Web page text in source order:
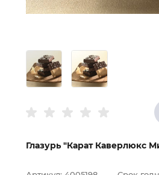
Глазурь "Карат Каверлюкс